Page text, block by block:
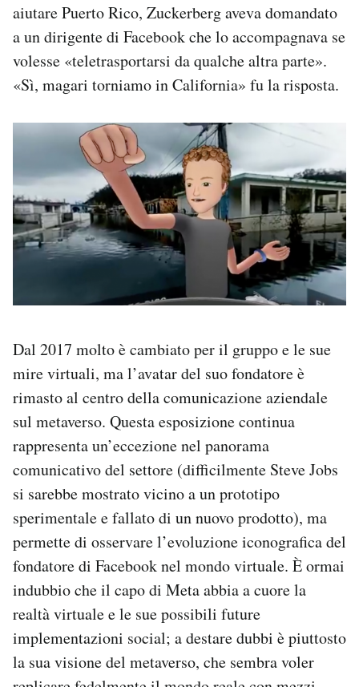
aiutare Puerto Rico, Zuckerberg aveva domandato
a un dirigente di Facebook che lo accompagnava se
volesse «teletrasportarsi da qualche altra parte».
«Sì, magari torniamo in California» fu la risposta.
Dal 2017 molto è cambiato per il gruppo e le sue
mire virtuali, ma l’avatar del suo fondatore è
rimasto al centro della comunicazione aziendale
sul metaverso. Questa esposizione continua
rappresenta un’eccezione nel panorama
comunicativo del settore (difficilmente Steve Jobs
si sarebbe mostrato vicino a un prototipo
sperimentale e fallato di un nuovo prodotto), ma
permette di osservare l’evoluzione iconografica del
fondatore di Facebook nel mondo virtuale. È ormai
indubbio che il capo di Meta abbia a cuore la
realtà virtuale e le sue possibili future
implementazioni social; a destare dubbi è piuttosto
la sua visione del metaverso, che sembra voler